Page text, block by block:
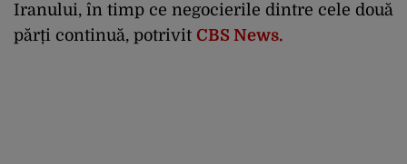
Iranului, în timp ce negocierile dintre cele două
părți continuă, potrivit CBS News.